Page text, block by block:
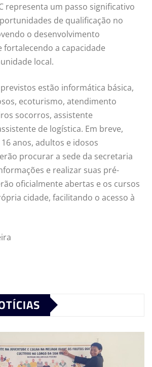
representa um passo significativo
de qualificação no
o desenvolvimento
fortalecendo a capacidade
local.
estão informática básica,
ecoturismo, atendimento
socorros, assistente
de logística. Em breve,
anos, adultos e idosos
procurar a sede da secretaria
e realizar suas pré-
oficialmente abertas e os cursos
cidade, facilitando o acesso à